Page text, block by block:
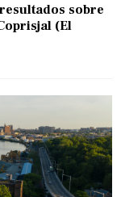
sobre
(El